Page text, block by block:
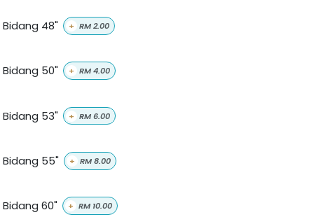
Bidang 48" + RM2.00
Bidang 50" + RM4.00
Bidang 53" + RM6.00
Bidang 55" + RM8.00
Bidang 60" + RM 10.00